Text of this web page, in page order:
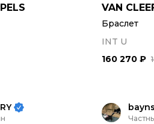
VAN
Браслет
INT U
160 270 ₽
bayns